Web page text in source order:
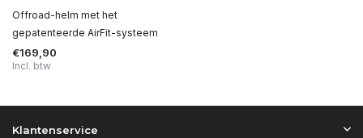
Offroad-helm met het
gepatenteerde AirFit-systeem
€169,90
Incl. btw
Klantenservice